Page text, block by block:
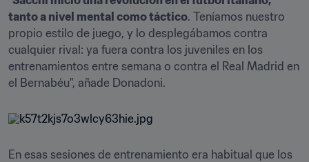
tanto a nivel mental como táctico. Teníamos nuestro
propio estilo de juego, y lo desplegábamos contra
cualquier rival: ya fuera contra los juveniles en los
entrenamientos entre semana o contra el Real Madrid en
el Bernabéu", añade Donadoni.
En esas sesiones de entrenamiento era habitual que los